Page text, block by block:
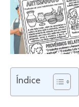
Índice